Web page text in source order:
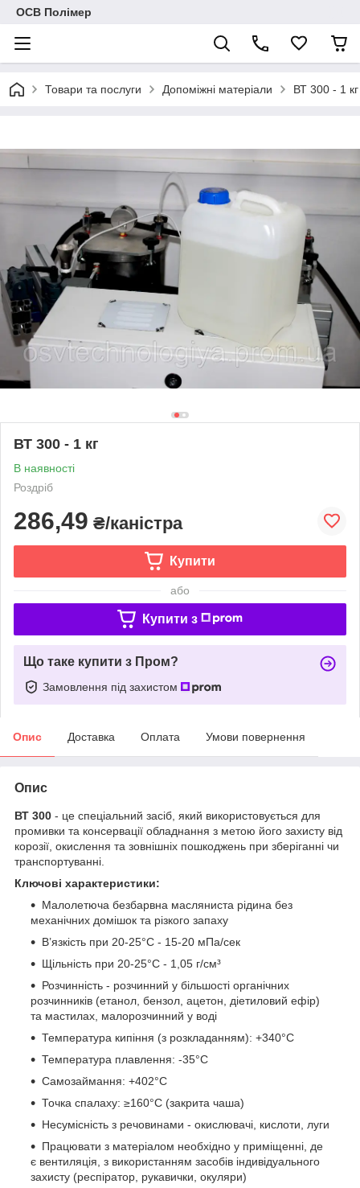
ОСВ Полімер
Товари та послуги Допоміжні матеріали ВТ 300 - 1 кг
ВТ 300 - 1 кг
В наявності
Роздріб
286,49 ₴/каністра
Купити
або
Купити з
Що таке купити з Пром?
Замовлення під захистом
Опис Доставка Оплата Умови повернення
Опис
ВТ 300 - це спеціальний засіб, який використовується для
промивки та консервації обладнання з метою його захисту від
корозії, окислення та зовнішніх пошкоджень при зберіганні чи
транспортуванні.
Ключові характеристики:
Малолетюча безбарвна масляниста рідина без
механічних домішок та різкого запаху
В’язкість при 20-25°С - 15-20 мПа/сек
Щільність при 20-25°С - 1,05 г/см³
Розчинність - розчинний у більшості органічних
розчинників (етанол, бензол, ацетон, діетиловий ефір)
та мастилах, малорозчинний у воді
Температура кипіння (з розкладанням): +340°С
Температура плавлення: -35°С
Самозаймання: +402°С
Точка спалаху: ≥160°С (закрита чаша)
Несумісність з речовинами - окислювачі, кислоти, луги
Працювати з матеріалом необхідно у приміщенні, де
є вентиляція, з використанням засобів індивідуального
захисту (респіратор, рукавички, окуляри)